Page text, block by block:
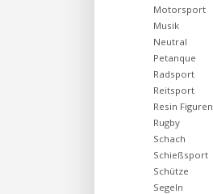
Motorsport
Musik
Neutral
Petanque
Radsport
Reitsport
Resin Figuren
Rugby
Schach
Schießsport
Schütze
Segeln